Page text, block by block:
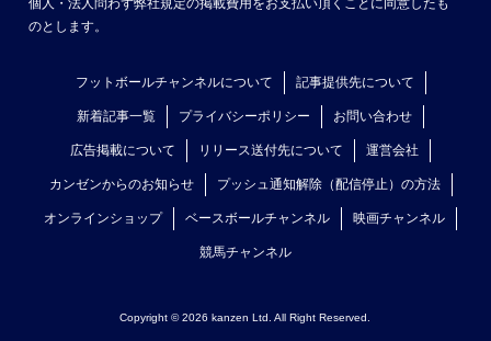
個人・法人問わず弊社規定の掲載費用をお支払い頂くことに同意したも
のとします。
フットボールチャンネルについて 記事提供先について
新着記事一覧 プライバシーポリシー お問い合わせ
広告掲載について リリース送付先について 運営会社
カンゼンからのお知らせ プッシュ通知解除（配信停止）の方法
オンラインショップ ベースボールチャンネル 映画チャンネル
競馬チャンネル
Copyright © 2026 kanzen Ltd. All Right Reserved.